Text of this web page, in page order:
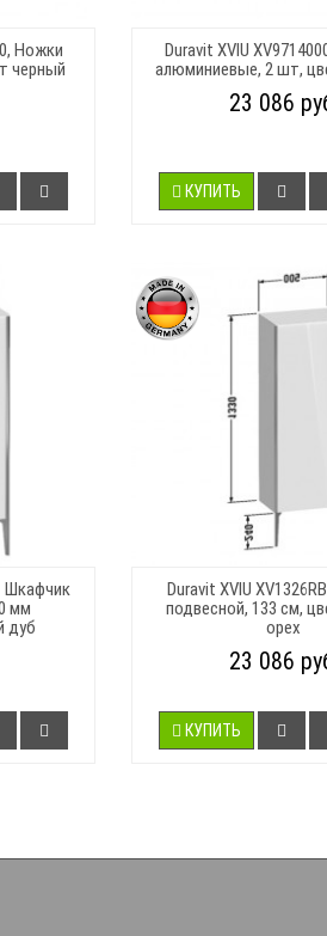
Ножки
черный
Duravit XVIU
алюминиевые, 2 шт,
23 086
КУПИТЬ
Шкафчик
мм
дуб
Duravit XVIU
подвесной, 133 см,
орех
23 086
КУПИТЬ